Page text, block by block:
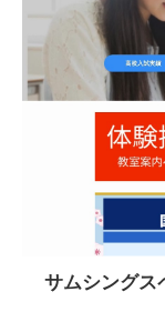
サムシングス